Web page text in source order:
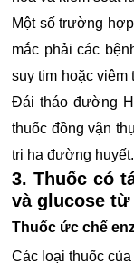
Một số trường
mắc phải các
suy tim hoặc viêm
Đái tháo đường
thuốc đồng vận
trị hạ đường huyết.
3. Thuốc có
và glucose từ
Thuốc ức chế
Các loại thuốc